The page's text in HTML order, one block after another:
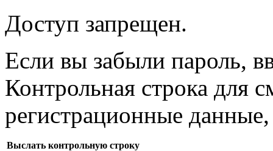
Доступ запрещен.
Если вы забыли пароль,
Контрольная строка для
регистрационные
Выслать контрольную строку